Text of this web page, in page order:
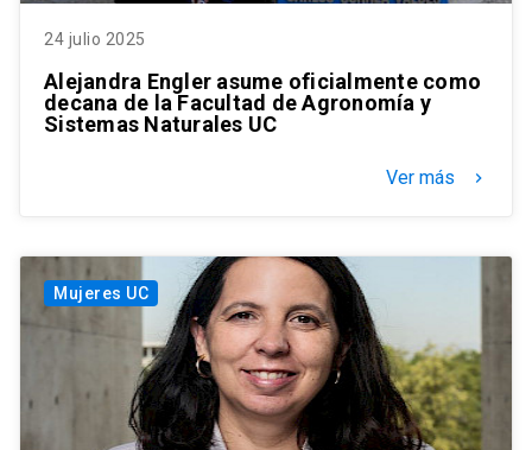
24 julio 2025
Alejandra Engler asume oficialmente como
decana de la Facultad de Agronomía y
Sistemas Naturales UC
Ver más keyboard_arrow_right
Mujeres UC